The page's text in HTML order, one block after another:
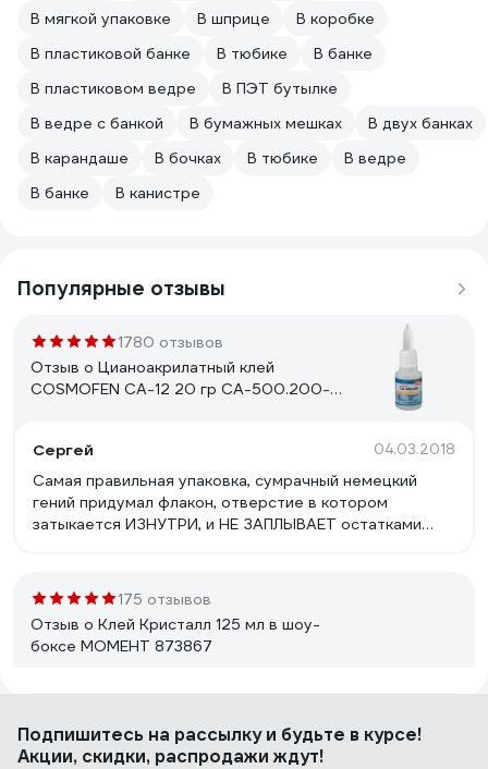
В мягкой упаковке
В шприце
В коробке
В пластиковой банке
В тюбике
В банке
В пластиковом ведре
В ПЭТ бутылке
В ведре с банкой
В бумажных мешках
В двух банках
В карандаше
В бочках В тюбике
В ведре
В банке
В канистре
Популярные отзывы
1780 отзывов
Отзыв о Цианоакрилатный клей
COSMOFEN CA-12 20 гр CA-500.200-
Сергей
04.03.2018
Самая правильная упаковка, сумрачный немецкий
гений придумал флакон, отверстие в котором
затыкается ИЗНУТРИ, и НЕ ЗАПЛЫВАЕТ остатками
положил на полочку. Состав клея качественный,
хорошо все держит.
175 отзывов
Отзыв о Клей Кристалл 125 мл в шоу-
боксе МОМЕНТ 873867
Мне нравится
Подпишитесь на рассылкуи будьте в курсе!
Акции, скидки, распродажи ждут!